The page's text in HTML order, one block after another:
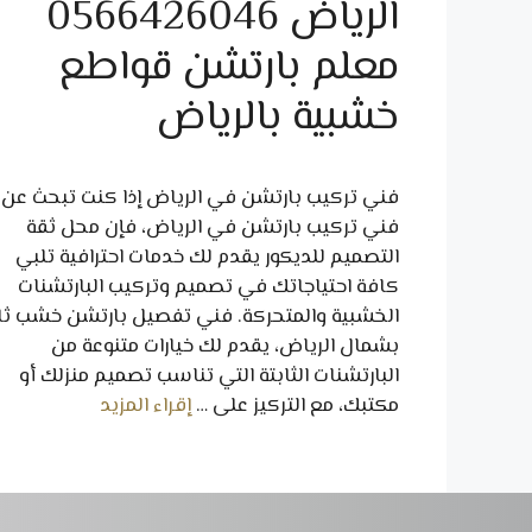
الرياض 0566426046
معلم بارتشن قواطع
خشبية بالرياض
فني تركيب بارتشن في الرياض إذا كنت تبحث عن
فني تركيب بارتشن في الرياض، فإن محل ثقة
التصميم للديكور يقدم لك خدمات احترافية تلبي
كافة احتياجاتك في تصميم وتركيب البارتشنات
الخشبية والمتحركة. فني تفصيل بارتشن خشب
بشمال الرياض، يقدم لك خيارات متنوعة من
البارتشنات الثابتة التي تناسب تصميم منزلك أو
مكتبك، مع التركيز على …إقراء المزيد